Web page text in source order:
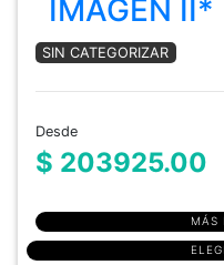
IMAGEN II*
SIN CATEGORIZAR
Desde
$ 203925.00
MÁS